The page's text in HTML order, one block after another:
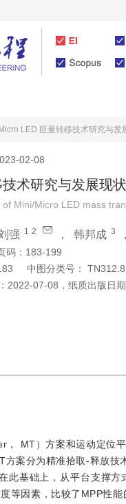
LED 巨量转移技术研究与发
02-08
术研究与发展现状
Mini/Micro LED mass
强 1 2 ， 韩邦成 3
码：183-199
中图分类号：
TN312.8
2022-07-08 ， 纸质出版日期
， MT）方案和运动定位
方案分为精准拾取-释放
此基础上，从平台支撑
等因素，比较了MPP性